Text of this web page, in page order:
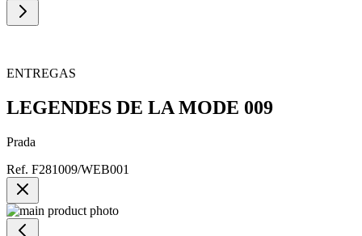
ENTREGAS
LEGENDES DE LA MODE 009
Prada
Ref. F281009/WEB001